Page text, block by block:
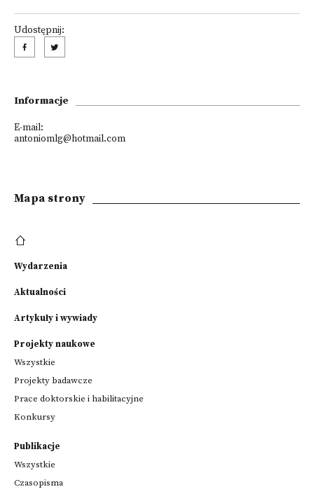
Udostępnij:
Informacje
E-mail:
antoniomlg@hotmail.com
Mapa strony
Wydarzenia
Aktualności
Artykuły i wywiady
Projekty naukowe
Wszystkie
Projekty badawcze
Prace doktorskie i habilitacyjne
Konkursy
Publikacje
Wszystkie
Czasopisma